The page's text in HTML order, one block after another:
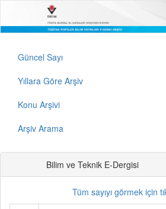
Güncel Sayı
Yıllara Göre Arşiv
Konu Arşivi
Arşiv Arama
Bilim ve Teknik E-Dergisi
Tüm sayıyı görmek için